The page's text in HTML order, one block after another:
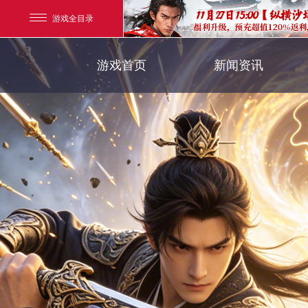
游戏全目录
《勇士ol》预约开启
横版格斗动作网游
【西游】神兽版新版
首款骑战回合制端游
玄幻游戏
玄天之剑
剑啸九州
猛将OL
游戏首页 新闻资讯
官方新闻
新闻公告
游戏活动